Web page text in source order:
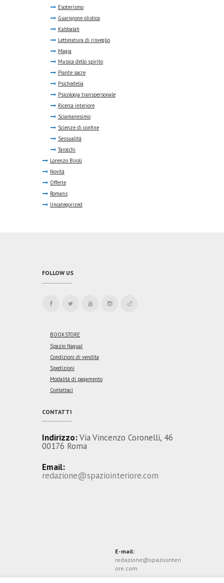
Esoterismo
Guarigione olistica
Kabbalah
Letteratura di risveglio
Magia
Musica dello spirito
Piante sacre
Psichedelia
Psicologia transpersonale
Ricerca interiore
Sciamanesimo
Scienze di confine
Sessualità
Tarocchi
Lorenzo Biroli
Novità
Offerte
Romans
Uncategorized
FOLLOW US
BOOKSTORE
Spazio Nagual
Condizioni di vendita
Spedizioni
Modalità di pagamento
Contattaci
CONTATTI
Indirizzo:Via Vincenzo Coronelli, 46
00176 Roma
Email:
redazione@spaziointeriore.com
E-mail:
redazione@spaziointeri
ore.com